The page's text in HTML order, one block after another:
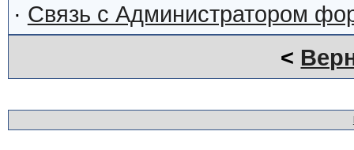
· Связь с Администратором
<